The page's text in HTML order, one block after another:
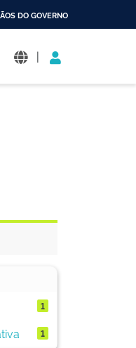
DO GOVERNO
|
1
1